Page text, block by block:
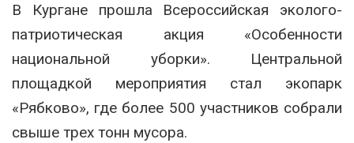
В Кургане прошла Всероссийская эколого-
патриотическая акция «Особенности
национальной уборки». Центральной
площадкой мероприятия стал экопарк
«Рябково», где более 500 участников собрали
свыше трех тонн мусора.